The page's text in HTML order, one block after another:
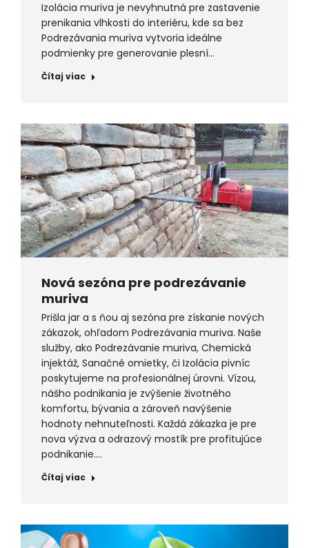
Izolácia muriva je nevyhnutná pre zastavenie
prenikania vlhkosti do interiéru, kde sa bez
Podrezávania muriva vytvoria ideálne
podmienky pre generovanie plesní…
Čítaj viac
Nová sezóna pre podrezávanie
muriva
Prišla jar a s ňou aj sezóna pre získanie nových
zákazok, ohľadom Podrezávania muriva. Naše
služby, ako Podrezávanie muriva, Chemická
injektáž, Sanačné omietky, či Izolácia pivníc
poskytujeme na profesionálnej úrovni. Vízou,
nášho podnikania je zvýšenie životného
komfortu, bývania a zároveň navýšenie
hodnoty nehnuteľnosti. Každá zákazka je pre
nova výzva a odrazový mostík pre profitujúce
podnikanie.…
Čítaj viac